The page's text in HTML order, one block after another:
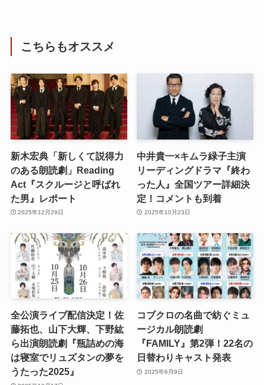
こちらもオススメ
新木宏典「新しくて説得力
のある朗読劇」Reading
Act『スクルージと呼ばれ
た男』レポート
2025年12月29日
中井貴一×キムラ緑子主演
リーディングドラマ『終わ
った人』全国ツアー詳細決
定！コメントも到着
2025年10月23日
全公演ライブ配信決定！佐
藤拓也、山下大輝、下野紘
ら出演朗読劇『瓶詰めの海
は寝室でリュズタンの夢を
うたった2025』
コブクロの名曲で紡ぐミュ
ージカル朗読劇
『FAMILY』第2弾！22名の
日替わりキャスト発表
2025年6月9日